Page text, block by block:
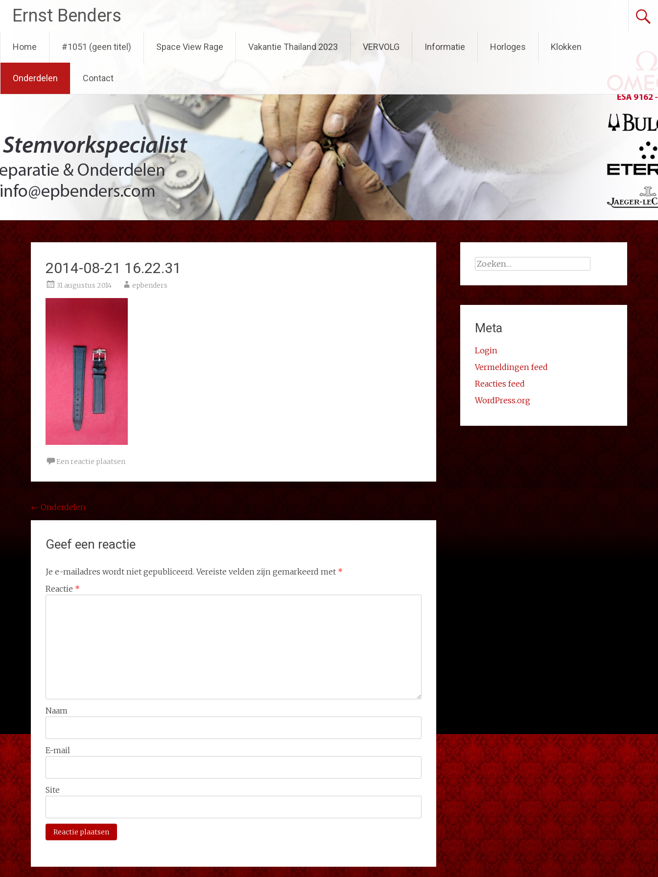
naar
de
Ernst Benders
Home #1051 (geen titel) Space View Rage Vakantie Thailand 2023 VERVOLG Informatie Horloges Klokken
Onderdelen Contact
2014-08-21 16.22.31
31 augustus 2014 epbenders
Een reactie plaatsen
Bericht
navigatie
← Onderdelen
Geef een reactie
Je e-mailadres wordt niet gepubliceerd. Vereiste velden zijn gemarkeerd met *
Reactie *
Naam
E-mail
Site
Zoeken
Meta
Login
Vermeldingen feed
Reacties feed
WordPress.org